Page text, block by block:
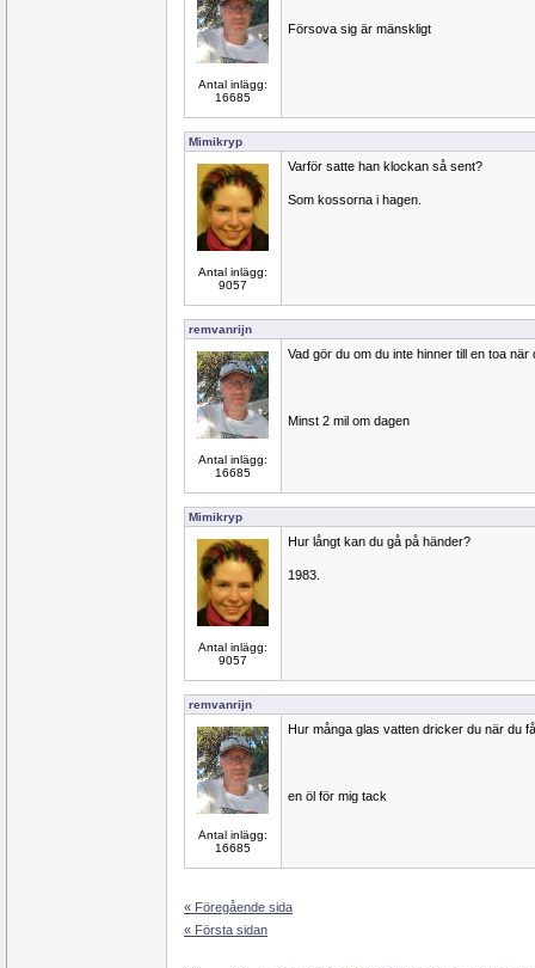
Antal inlägg:
16685
Försova sig är mänskligt
Mimikryp
Antal inlägg:
9057
Varför satte han klockan så sent?
Som kossorna i hagen.
remvanrijn
Antal inlägg:
16685
Vad gör du om du inte hinner till en toa
Minst 2 mil om dagen
Mimikryp
Antal inlägg:
9057
Hur långt kan du gå på händer?
1983.
remvanrijn
Antal inlägg:
16685
Hur många glas vatten dricker du när du
en öl för mig tack
« Föregående sida
« Första sidan